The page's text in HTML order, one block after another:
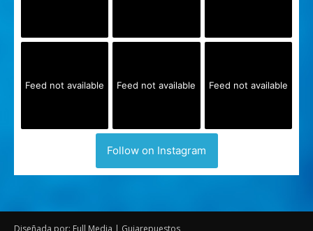
Feed not available Feed not available Feed not available
Follow on Instagram